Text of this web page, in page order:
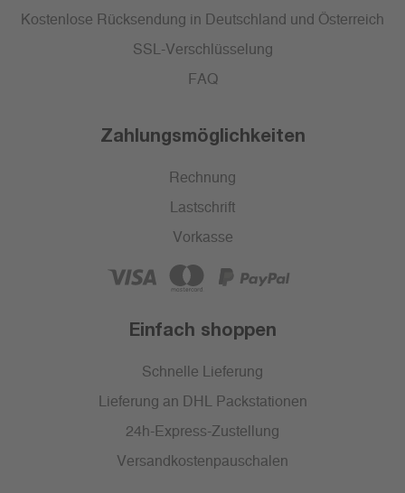
Kostenlose Rücksendung in Deutschland und Österreich
SSL-Verschlüsselung
FAQ
Zahlungsmöglichkeiten
Rechnung
Lastschrift
Vorkasse
Einfach shoppen
Schnelle Lieferung
Lieferung an DHL Packstationen
24h-Express-Zustellung
Versandkostenpauschalen